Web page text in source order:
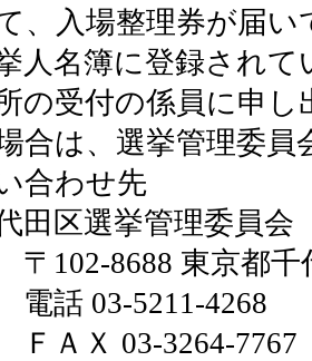
、入場整理券が届
人名簿に登録され
の受付の係員に申
合は、選挙管理委
合わせ先
田区選挙管理委員会
102-8688 東京都千
話 03-5211-4268
ＡＸ 03-3264-7767